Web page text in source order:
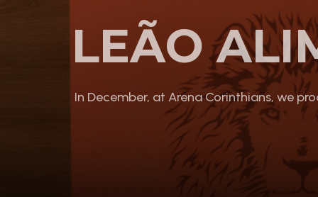
LEÃO
In December, at Arena Corinthians, we